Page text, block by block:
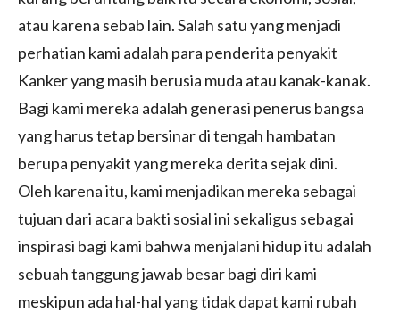
atau karena sebab lain. Salah satu yang menjadi
perhatian kami adalah para penderita penyakit
Kanker yang masih berusia muda atau kanak-kanak.
Bagi kami mereka adalah generasi penerus bangsa
yang harus tetap bersinar di tengah hambatan
berupa penyakit yang mereka derita sejak dini.
Oleh karena itu, kami menjadikan mereka sebagai
tujuan dari acara bakti sosial ini sekaligus sebagai
inspirasi bagi kami bahwa menjalani hidup itu adalah
sebuah tanggung jawab besar bagi diri kami
meskipun ada hal-hal yang tidak dapat kami rubah